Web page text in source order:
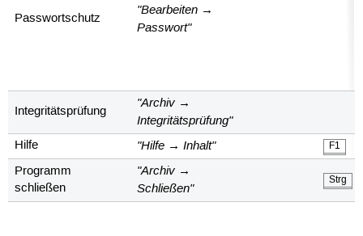
Passwortschutz
"Bearbeiten →
Passwort"
Integritätsprüfung
"Archiv →
Integritätsprüfung"
Hilfe "Hilfe → Inhalt" F1
Programm
schließen
"Archiv →
Schließen"
Strg